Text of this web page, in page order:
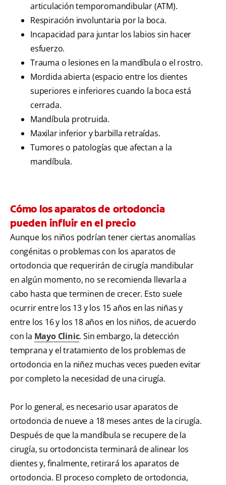
articulación temporomandibular (ATM).
Respiración involuntaria por la boca.
Incapacidad para juntar los labios sin hacer
esfuerzo.
Trauma o lesiones en la mandíbula o el rostro.
Mordida abierta (espacio entre los dientes
superiores e inferiores cuando la boca está
cerrada.
Mandíbula protruida.
Maxilar inferior y barbilla retraídas.
Tumores o patologías que afectan a la
mandíbula.
Cómo los aparatos de ortodoncia
pueden influir en el precio
Aunque los niños podrían tener ciertas anomalías
congénitas o problemas con los aparatos de
ortodoncia que requerirán de cirugía mandibular
en algún momento, no se recomienda llevarla a
cabo hasta que terminen de crecer. Esto suele
ocurrir entre los 13 y los 15 años en las niñas y
entre los 16 y los 18 años en los niños, de acuerdo
con la Mayo Clinic. Sin embargo, la detección
temprana y el tratamiento de los problemas de
ortodoncia en la niñez muchas veces pueden evitar
por completo la necesidad de una cirugía.
Por lo general, es necesario usar aparatos de
ortodoncia de nueve a 18 meses antes de la cirugía.
Después de que la mandíbula se recupere de la
cirugía, su ortodoncista terminará de alinear los
dientes y, finalmente, retirará los aparatos de
ortodoncia. El proceso completo de ortodoncia,